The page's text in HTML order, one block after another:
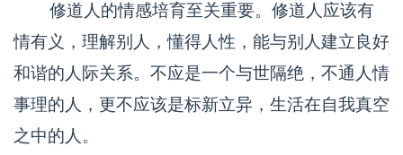
修道人的情感培育至关重要。修道人应该有
情有义，理解别人，懂得人性，能与别人建立良好
和谐的人际关系。不应是一个与世隔绝，不通人情
事理的人，更不应该是标新立异，生活在自我真空
之中的人。